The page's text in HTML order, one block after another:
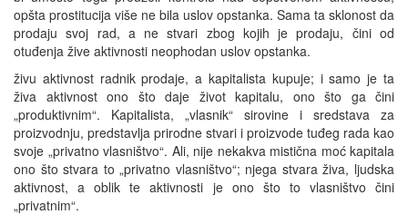
opšta prostitucija više ne bila uslov opstanka. Sama ta sklonost da
prodaju svoj rad, a ne stvari zbog kojih je prodaju, čini od
otuđenja žive aktivnosti neophodan uslov opstanka.
živu aktivnost radnik prodaje, a kapitalista kupuje; i samo je ta
živa aktivnost ono što daje život kapitalu, ono što ga čini
„produktivnim“. Kapitalista, „vlasnik“ sirovine i sredstava za
proizvodnju, predstavlja prirodne stvari i proizvode tuđeg rada kao
svoje „privatno vlasništvo“. Ali, nije nekakva mistična moć kapitala
ono što stvara to „privatno vlasništvo“; njega stvara živa, ljudska
aktivnost, a oblik te aktivnosti je ono što to vlasništvo čini
„privatnim“.